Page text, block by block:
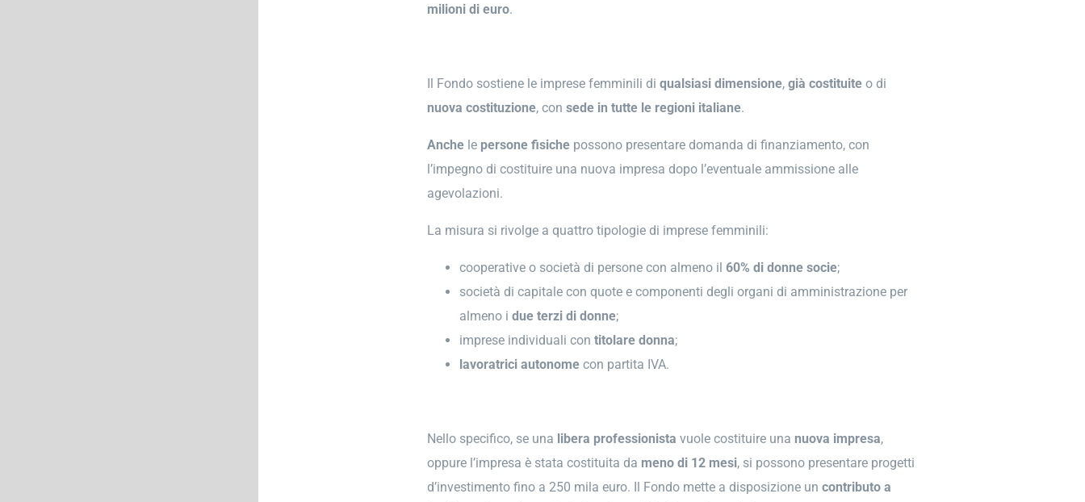
milioni di euro.
Il Fondo sostiene le imprese femminili di qualsiasi dimensione, già costituiteo di
nuova costituzione, con sede in tutte le regioni italiane.
Anchele persone fisichepossono presentare domanda di finanziamento, con
l’impegno di costituire una nuova impresa dopo l’eventuale ammissione alle
agevolazioni.
La misura si rivolge a quattro tipologie di imprese femminili:
cooperative o società di persone con almeno il 60% di donne socie;
società di capitale con quote e componenti degli organi di amministrazione per
almeno i due terzi di donne;
imprese individuali con titolare donna;
lavoratrici autonomecon partita IVA.
Nello specifico, se una libera professionista vuole costituire una nuova impresa,
oppure l’impresa è stata costituita da meno di 12 mesi, si possono presentare progetti
d’investimento fino a 250 mila euro. Il Fondo mette a disposizione un contributo a